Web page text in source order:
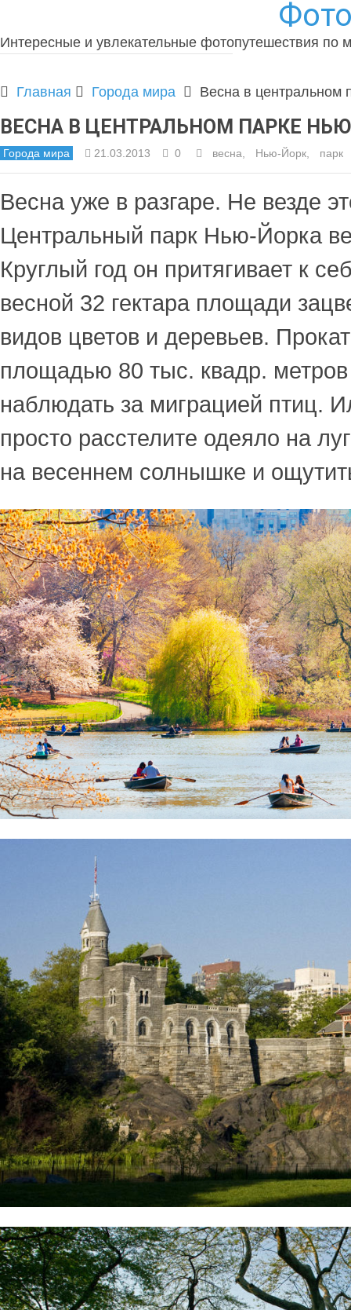
Интересные и увлекательные фотопутешествия по
Главная Города мира Весна в центральном
ВЕСНА В ЦЕНТРАЛЬНОМ ПАРКЕ
Города мира 21.03.2013 0 весна Нью-Йорк парк
Весна уже в разгаре. Не везде
Центральный парк Нью-Йорка
Круглый год он притягивает к
весной 32 гектара площади
видов цветов и деревьев.
площадью 80 тыс. квадр.
наблюдать за миграцией птиц.
просто расстелите одеяло на
на весеннем солнышке и